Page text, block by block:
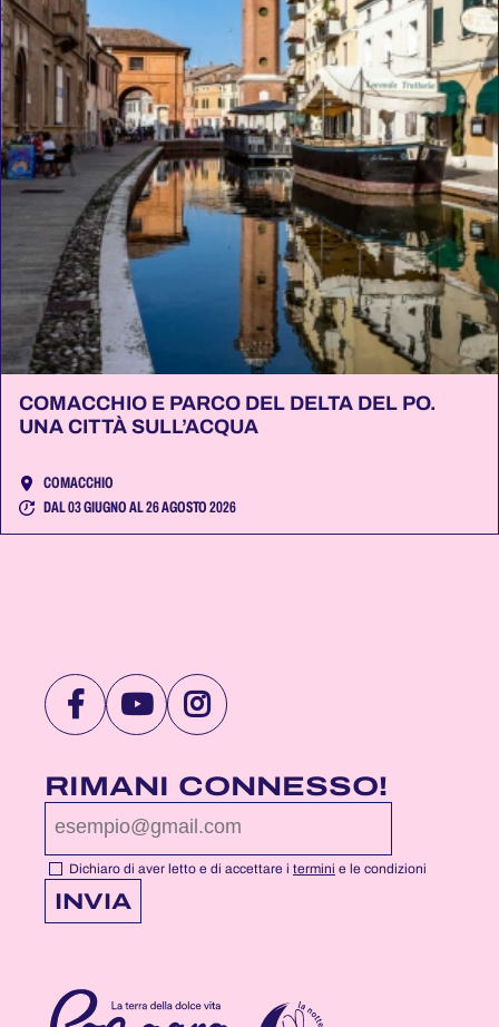
COMACCHIO E PARCO DEL DELTA DEL PO.
UNA CITTÀ SULL’ACQUA
COMACCHIO
DAL 03 GIUGNO AL 26 AGOSTO 2026
VISITA
PAGINA
FACEBOOK
DI
NOTTEROSA
VISITA
PAGINA
YOUTUBE
DI
NOTTEROSA
VISITA
PAGINA
INSTAGRAM
DI
NOTTEROSA
RIMANI CONNESSO!
Dichiaro di aver letto e di accettare i termini e le condizioni
INVIA